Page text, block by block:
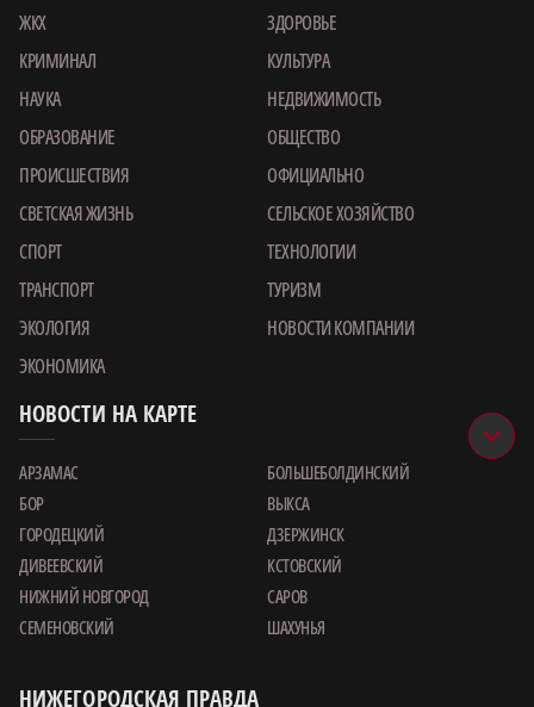
ЖКХ
ЗДОРОВЬЕ
КРИМИНАЛ
КУЛЬТУРА
НАУКА
НЕДВИЖИМОСТЬ
ОБРАЗОВАНИЕ
ОБЩЕСТВО
ПРОИСШЕСТВИЯ
ОФИЦИАЛЬНО
СВЕТСКАЯ ЖИЗНЬ
СЕЛЬСКОЕ ХОЗЯЙСТВО
СПОРТ
ТЕХНОЛОГИИ
ТРАНСПОРТ
ТУРИЗМ
ЭКОЛОГИЯ
НОВОСТИ КОМПАНИИ
ЭКОНОМИКА
НОВОСТИ НА КАРТЕ
АРЗАМАС
БОЛЬШЕБОЛДИНСКИЙ
БОР
ВЫКСА
ГОРОДЕЦКИЙ
ДЗЕРЖИНСК
ДИВЕЕВСКИЙ
КСТОВСКИЙ
НИЖНИЙ НОВГОРОД
САРОВ
СЕМЕНОВСКИЙ
ШАХУНЬЯ
НИЖЕГОРОДСКАЯ ПРАВДА